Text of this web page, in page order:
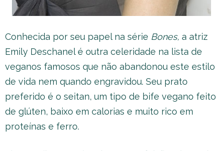
Conhecida por seu papel na série Bones, a atriz
Emily Deschanel é outra celeridade na lista de
veganos famosos que não abandonou este estilo
de vida nem quando engravidou. Seu prato
preferido é o seitan, um tipo de bife vegano feito
de glúten, baixo em calorias e muito rico em
proteínas e ferro.